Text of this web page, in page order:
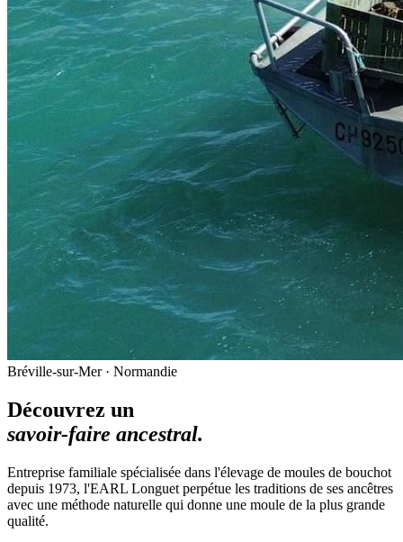
Bréville-sur-Mer · Normandie
Découvrez un
savoir-faire ancestral.
Entreprise familiale spécialisée dans l'élevage de moules de bouchot
depuis 1973, l'EARL Longuet perpétue les traditions de ses ancêtres
avec une méthode naturelle qui donne une moule de la plus grande
qualité.